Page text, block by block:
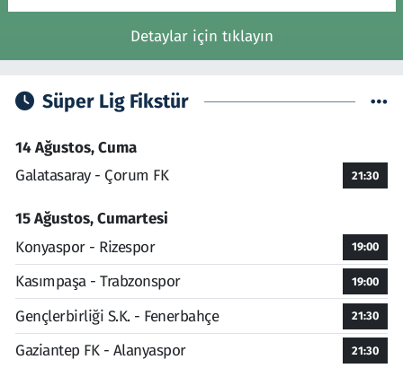
Detaylar için tıklayın
Süper Lig Fikstür
14 Ağustos, Cuma
Galatasaray - Çorum FK
21:30
15 Ağustos, Cumartesi
Konyaspor - Rizespor
19:00
Kasımpaşa - Trabzonspor 19:00
Gençlerbirliği S.K. - Fenerbahçe 21:30
Gaziantep FK - Alanyaspor 21:30